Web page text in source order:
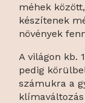
méhek
készítenek
növények
A világon kb.
pedig
számukra a